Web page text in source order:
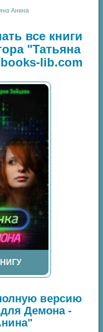
Анина
все книги
"Татьяна
lib.com
версию
Демона -